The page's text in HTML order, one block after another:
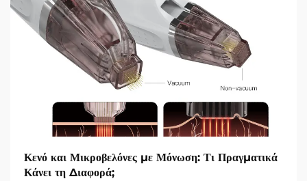
Κενό και Μικροβελόνες με Μόνωση: Τι Πραγματικά
Κάνει τη Διαφορά;